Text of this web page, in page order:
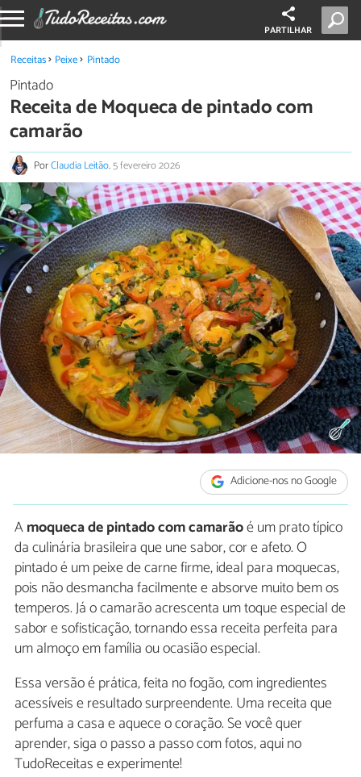
PARTILHAR
Receitas Peixe Pintado
Pintado
Receita de Moqueca de pintado com
camarão
PorClaudia Leitão.5 fevereiro 2026
Adicione-nos no Google
Amoqueca de pintado com camarãoé um prato típico
da culinária brasileira que une sabor, cor e afeto. O
pintado é um peixe de carne firme, ideal para moquecas,
pois não desmancha facilmente e absorve muito bem os
temperos. Já o camarão acrescenta um toque especial de
sabor e sofisticação, tornando essa receita perfeita para
um almoço em família ou ocasião especial.
Essa versão é prática, feita no fogão, com ingredientes
acessíveis e resultado surpreendente. Uma receita que
perfuma a casa e aquece o coração. Se você quer
aprender, siga o passo a passo com fotos, aqui no
TudoReceitas e experimente!